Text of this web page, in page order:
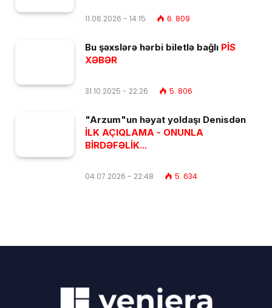
11.06.2026 - 14:15 6. 809
Bu şəxslərə hərbi biletlə bağlı PİS
XƏBƏR
31.10.2025 - 22:26 5. 806
"Arzum"un həyat yoldaşı Denisdən
İLK AÇIQLAMA - ONUNLA
BİRDƏFƏLİK...
04.07.2026 - 22:48 5. 634